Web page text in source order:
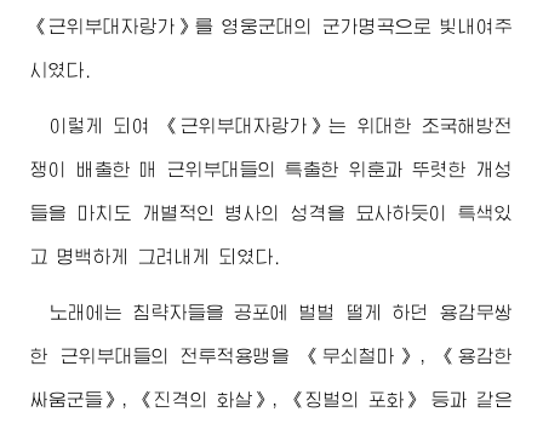
《근위부대자랑가》를 영웅군대의 군가명곡으로 빛내여주
시였다.
이렇게 되여 《근위부대자랑가》는 위대한 조국해방전
쟁이 배출한 매 근위부대들의 특출한 위훈과 뚜렷한 개성
들을 마치도 개별적인 병사의 성격을 묘사하듯이 특색있
고 명백하게 그려내게 되였다.
노래에는 침략자들을 공포에 벌벌 떨게 하던 용감무쌍
한 근위부대들의 전투적용맹을 《무쇠철마》, 《용감한
싸움군들》, 《진격의 화살》, 《징벌의 포화》 등과 같은